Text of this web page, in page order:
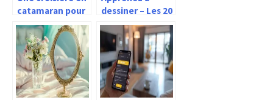
catamaran pour
des vacances de
rêve
dessiner – Les 20
meilleurs
conseils de
dessin pour les
débutants